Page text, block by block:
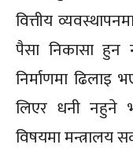
वित्तीय
पैसा निकासा
निर्माणमा ढिलाइ
लिएर धनी नहुने
विषयमा मन्त्रालय